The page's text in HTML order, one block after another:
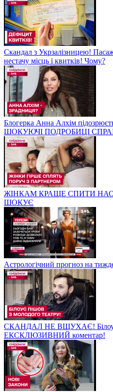
Скандал з Укрзалізницею!
нестачу місць і квитків! Чому?
Блогерка Анна Алхім
ШОКУЮЧІ ПОДРОБИЦІ
ЖІНКАМ КРАЩЕ СПИТИ
ШОКУЄ
Астрологічний прогноз на
СКАНДАЛ НЕ ВЩУХАЄ! Білоус
ЕКСКЛЮЗИВНИЙ коментар!